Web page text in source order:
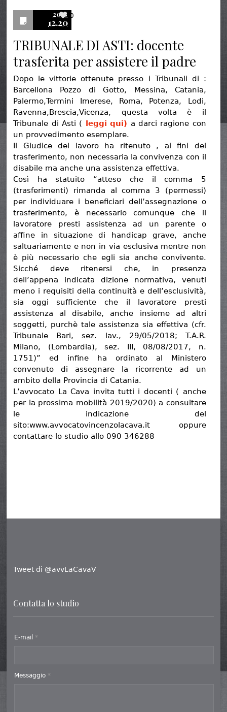
2018
12.20
0
TRIBUNALE DI ASTI: docente
trasferita per assistere il padre
Dopo le vittorie ottenute presso i Tribunali di :
Barcellona Pozzo di Gotto, Messina, Catania,
Palermo,Termini Imerese, Roma, Potenza, Lodi,
Ravenna,Brescia,Vicenza, questa volta è il
Tribunale di Asti ( leggi qui) a darci ragione con
un provvedimento esemplare.
Il Giudice del lavoro ha ritenuto , ai fini del
trasferimento, non necessaria la convivenza con il
disabile ma anche una assistenza effettiva.
Così ha statuito “atteso che il comma 5
(trasferimenti) rimanda al comma 3 (permessi)
per individuare i beneficiari dell’assegnazione o
trasferimento, è necessario comunque che il
lavoratore presti assistenza ad un parente o
affine in situazione di handicap grave, anche
saltuariamente e non in via esclusiva mentre non
è più necessario che egli sia anche convivente.
Sicché deve ritenersi che, in presenza
dell’appena indicata dizione normativa, venuti
meno i requisiti della continuità e dell’esclusività,
sia oggi sufficiente che il lavoratore presti
assistenza al disabile, anche insieme ad altri
soggetti, purchè tale assistenza sia effettiva (cfr.
Tribunale Bari, sez. lav., 29/05/2018; T.A.R.
Milano, (Lombardia), sez. III, 08/08/2017, n.
1751)” ed infine ha ordinato al Ministero
convenuto di assegnare la ricorrente ad un
ambito della Provincia di Catania.
L’avvocato La Cava invita tutti i docenti ( anche
per la prossima mobilità 2019/2020) a consultare
le indicazione del
sito:www.avvocatovincenzolacava.it oppure
contattare lo studio allo 090 346288
Tweet di @avvLaCavaV
Contatta lo studio
E-mail *
Messaggio *